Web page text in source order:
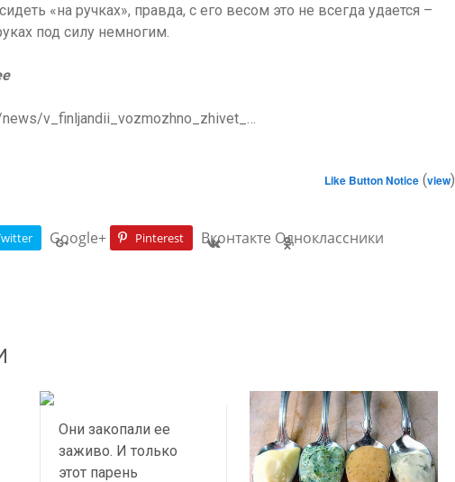
«на ручках», правда, с его весом это не всегда удается –
под силу немногим.
v_finljandii_vozmozhno_zhivet_…
Like Button Notice (view)
Google+ Pinterest Вконтакте Одноклассники
Они закопали ее
заживо. И только
этот парень